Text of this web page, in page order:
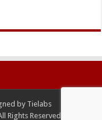
by Tielabs
Rights Reserved